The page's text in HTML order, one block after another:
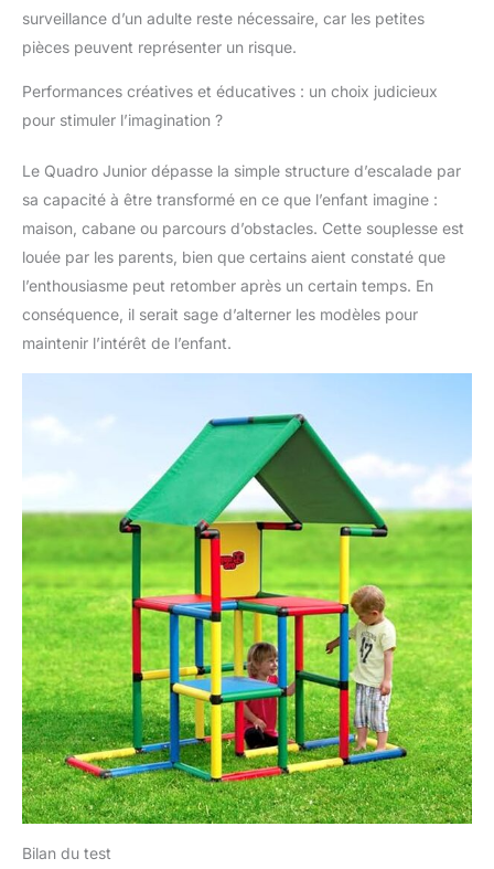
surveillance d’un adulte reste nécessaire, car les petites
pièces peuvent représenter un risque.
Performances créatives et éducatives : un choix judicieux
pour stimuler l’imagination ?
Le Quadro Junior dépasse la simple structure d’escalade par
sa capacité à être transformé en ce que l’enfant imagine :
maison, cabane ou parcours d’obstacles. Cette souplesse est
louée par les parents, bien que certains aient constaté que
l’enthousiasme peut retomber après un certain temps. En
conséquence, il serait sage d’alterner les modèles pour
maintenir l’intérêt de l’enfant.
Bilan du test